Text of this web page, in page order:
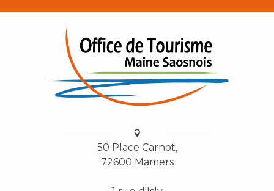
50 Place Carnot,
72600 Mamers